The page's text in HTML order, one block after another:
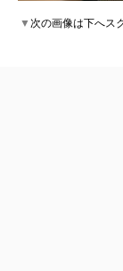
▼次の画像は下へス